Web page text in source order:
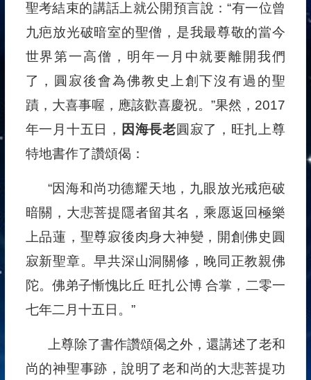
聖考結束的講話上就公開預言說：“有一位曾
九疤放光破暗室的聖僧，是我最尊敬的當今
世界第一高僧，明年一月中就要離開我們
了，圓寂後會為佛教史上創下沒有過的聖
蹟，大喜事喔，應該歡喜慶祝。”果然，2017
年一月十五日， 因海長老圓寂了，旺扎上尊
特地書作了讚頌偈：
“因海和尚功德耀天地，九眼放光戒疤破
暗關，大悲菩提隱者留其名，乘愿返回極樂
上品蓮，聖尊寂後肉身大神變，開創佛史圓
寂新聖章。早共深山洞關修，晚同正教親佛
陀。佛弟子慚愧比丘 旺扎公博 合掌，二零一
七年二月十五日。”
上尊除了書作讚頌偈之外，還講述了老和
尚的神聖事跡，說明了老和尚的大悲菩提功